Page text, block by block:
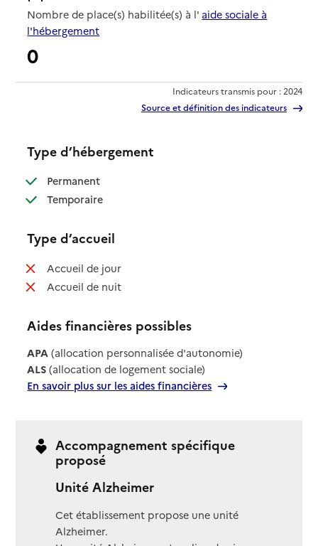
Nombre de place(s) habilitée(s) à l' aide sociale à
l'hébergement
0
Indicateurs transmis pour : 2024
Source et définition des indicateurs
Type d’hébergement
Permanent: disponible
Temporaire: disponible
Type d’accueil
Accueil de jour: non disponible
Accueil de nuit: non disponible
Aides financières possibles
APA (allocation personnalisée d'autonomie)
ALS (allocation de logement sociale)
En savoir plus sur les aides financières
Accompagnement spécifique
proposé
Unité Alzheimer
Cet établissement propose une unité
Alzheimer.